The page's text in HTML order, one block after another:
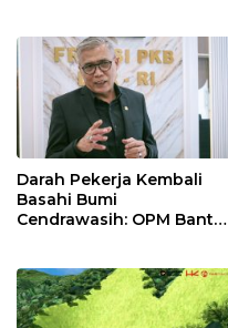
Darah Pekerja Kembali
Basahi Bumi
Cendrawasih: OPM Bantai